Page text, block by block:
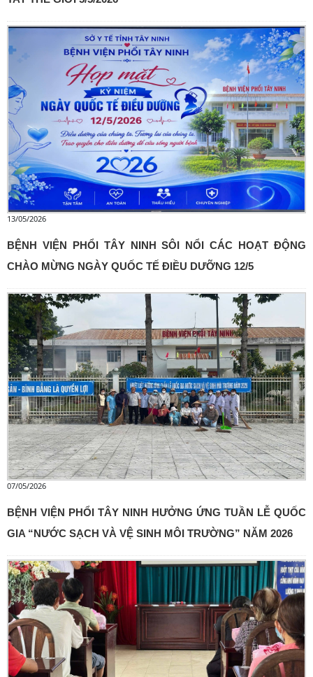
13/05/2026
BỆNH VIỆN PHỔI TÂY NINH SÔI NỔI CÁC HOẠT ĐỘNG
CHÀO MỪNG NGÀY QUỐC TẾ ĐIỀU DƯỠNG 12/5 ​
07/05/2026
BỆNH VIỆN PHỔI TÂY NINH HƯỞNG ỨNG TUẦN LỄ QUỐC
GIA “NƯỚC SẠCH VÀ VỆ SINH MÔI TRƯỜNG” NĂM 2026